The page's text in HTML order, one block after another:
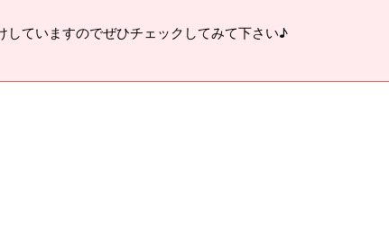
していますのでぜひチェックしてみて下さい♪